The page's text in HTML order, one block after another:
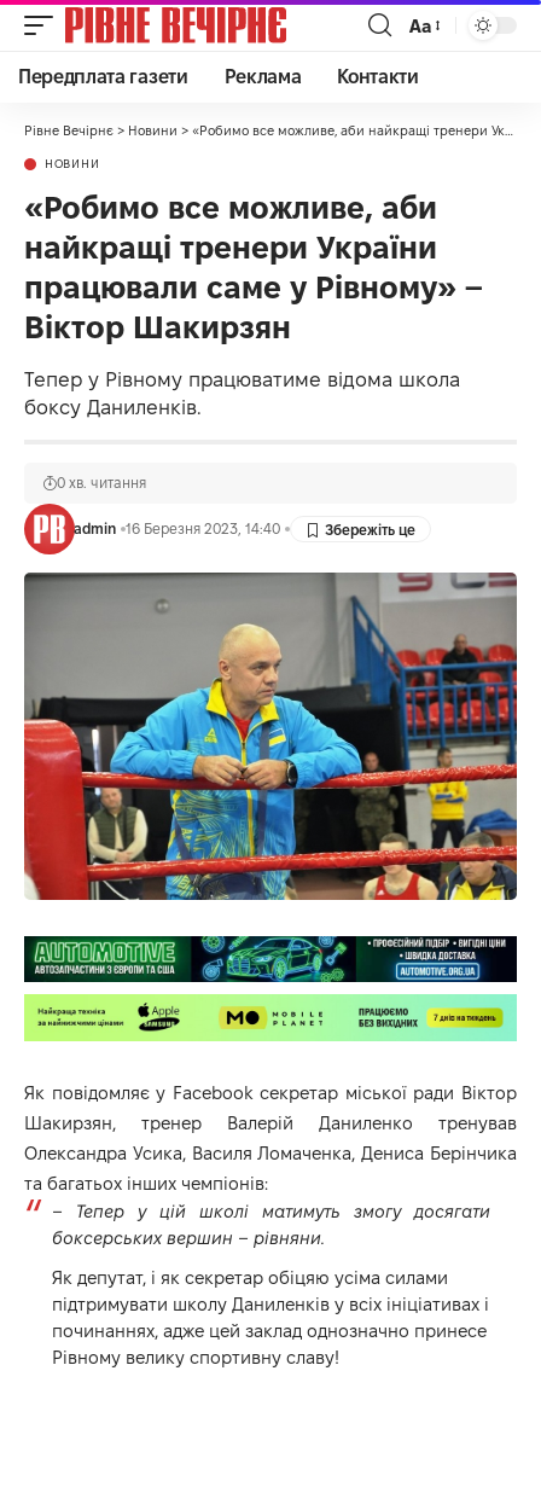
Аа
Передплата газети Реклама Контакти
Рівне Вечірнє > Новини > «Робимо все можливе, аби найкращі тренери України працювали саме у Рівному» – Віктор Шакирзян
НОВИНИ
«Робимо все можливе, аби
найкращі тренери України
працювали саме у Рівному» –
Віктор Шакирзян
Тепер у Рівному працюватиме відома школа
боксу Даниленків.
admin 16 Березня 2023, 14:40
0 хв. читання
Як повідомляє у Facebook секретар міської ради Віктор
Шакирзян, тренер Валерій Даниленко тренував
Олександра Усика, Василя Ломаченка, Дениса Берінчика
та багатьох інших чемпіонів:
– Тепер у цій школі матимуть змогу досягати
боксерських вершин – рівняни.
Як депутат, і як секретар обіцяю усіма силами
підтримувати школу Даниленків у всіх ініціативах і
починаннях, адже цей заклад однозначно принесе
Рівному велику спортивну славу!